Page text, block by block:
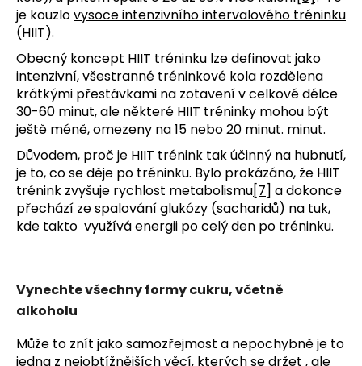
je kouzlovysoce intenzivního intervalového tréninku
(HIIT).
Obecný koncept HIIT tréninku lze definovat jako
intenzivní, všestranné tréninkové kola rozdělena
krátkými přestávkami na zotavení v celkové délce
30-60 minut, ale některé HIIT tréninky mohou být
ještě méně, omezeny na 15 nebo 20 minut. minut.
Důvodem, proč je HIIT trénink tak účinný na hubnutí,
je to, co se děje po tréninku. Bylo prokázáno, že HIIT
trénink zvyšuje rychlost metabolismu[7] a dokonce
přechází ze spalování glukózy (sacharidů) na tuk,
kde takto využívá energii po celý den po tréninku.
Vynechte všechny formy cukru, včetně
alkoholu
Může to znít jako samozřejmost a nepochybně je to
jedna z nejobtížnějších věcí, kterých se držet , ale